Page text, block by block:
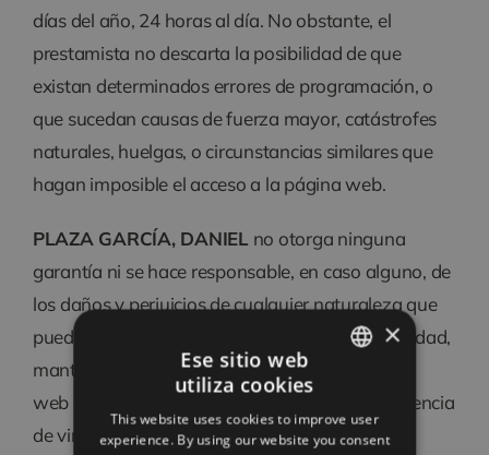
días del año, 24 horas al día. No obstante, el
prestamista no descarta la posibilidad de que
existan determinados errores de programación, o
que sucedan causas de fuerza mayor, catástrofes
naturales, huelgas, o circunstancias similares que
hagan imposible el acceso a la página web.
PLAZA GARCÍA, DANIEL no otorga ninguna
garantía ni se hace responsable, en caso alguno, de
los daños y perjuicios de cualquier naturaleza que
puedan salir a colación de la falta de disponibilidad,
mantenimiento y efectivo funcionamiento de la
web o de sus servicios y contenidos; de la existencia
de virus, programas maliciosos o lesivos en los
CATALAN
×
Ese sitio web
utiliza cookies
This website uses cookies to improve user
experience. By using our website you consent